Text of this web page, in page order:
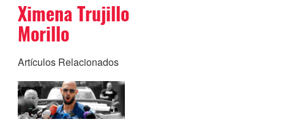
Ximena Trujillo
Morillo
Artículos Relacionados